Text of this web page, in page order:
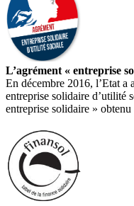
L’agrément « entreprise
En décembre 2016, l’Etat a
entreprise solidaire d’utilité
entreprise solidaire »